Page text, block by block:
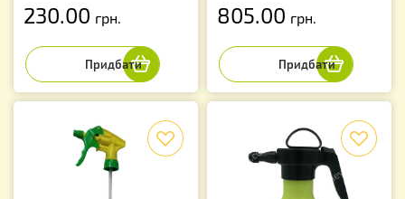
230.00 грн. 805.00 грн.